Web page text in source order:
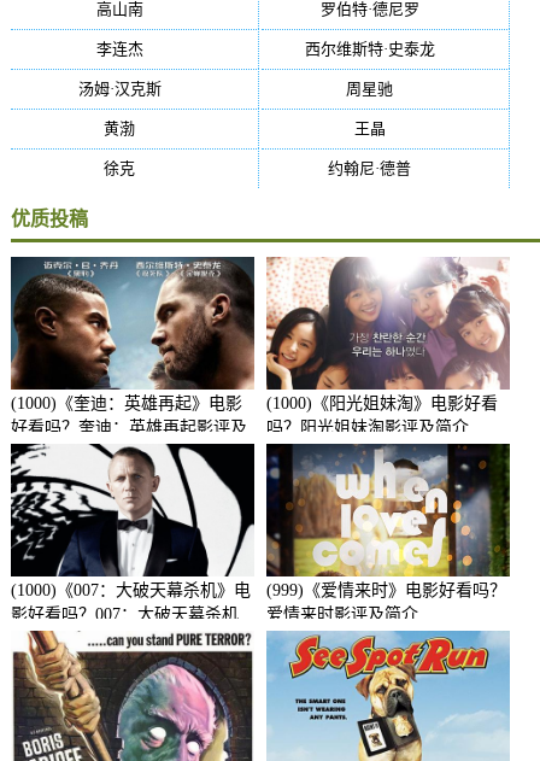
高山南(33) 罗伯特·德尼罗
李连杰(29) 西尔维斯特·史泰龙(29)
汤姆·汉克斯(27) 周星驰
黄渤 王晶
徐克 约翰尼·德普
优质投稿
(1000)《奎迪：英雄再起》电影
好看吗？奎迪：英雄再起影评及
简介
(1000)《阳光姐妹淘》电影好看
吗？阳光姐妹淘影评及简介
(1000)《007：大破天幕杀机》电
影好看吗？007：大破天幕杀机
影评及简介
(999)《爱情来时》电影好看吗？
爱情来时影评及简介